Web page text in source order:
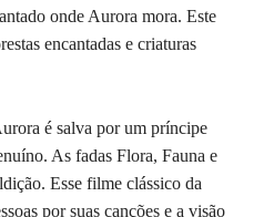
onde Aurora mora. Este
encantadas e criaturas
é salva por um príncipe
As fadas Flora, Fauna e
Esse filme clássico da
por suas canções e a visão